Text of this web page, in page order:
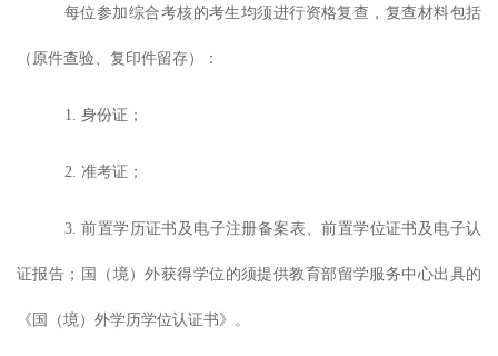
每位参加综合考核的考生均须进行资格复查，复查材料包括
（原件查验、复印件留存）：
1. 身份证；
2. 准考证；
3.前置学历证书及电子注册备案表、前置学位证书及电子认
证报告；国（境）外获得学位的须提供教育部留学服务中心出具的
《国（境）外学历学位认证书》。